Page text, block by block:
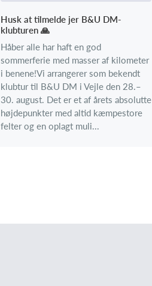
Husk at tilmelde jer B&U DM-
klubturen 🙏
Håber alle har haft en god
sommerferie med masser af kilometer
i benene!Vi arrangerer som bekendt
klubtur til B&U DM i Vejle den 28.–
30. august. Det er et af årets absolutte
højdepunkter med altid kæmpestore
felter og en oplagt muli...